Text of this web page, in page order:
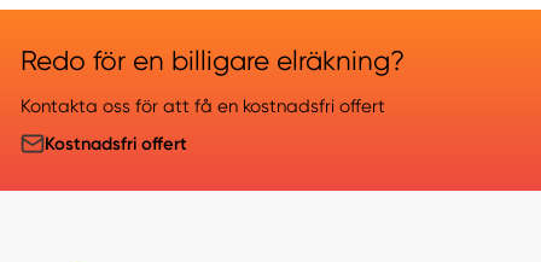
Redo för en billigare elräkning?
Kontakta oss för att få en kostnadsfri offert
Kostnadsfri offert